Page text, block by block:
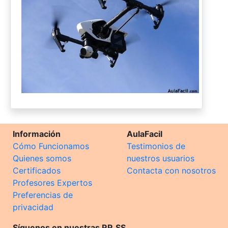
Información
Cómo Funcionamos
Quienes somos
Certificados
Profesores Expertos
Preferencias de
privacidad
AulaFacil
Testimonios de
nuestros usuarios
Contacta con nosotros